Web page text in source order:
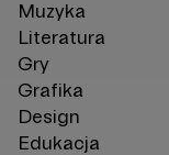
Muzyka
Literatura
Gry
Grafika
Design
Edukacja